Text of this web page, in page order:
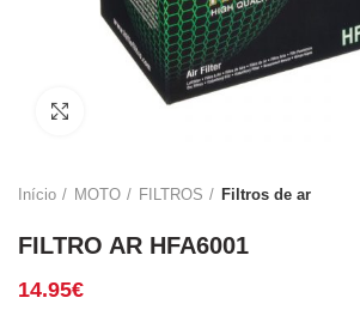
Click to enlarge
Início MOTO FILTROS Filtros de ar
FILTRO AR HFA6001
14.95€